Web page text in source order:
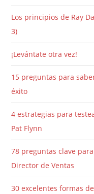
Los principios de Ray
3)
¡Levántate otra vez!
15 preguntas para
éxito
4 estrategias para
Pat Flynn
78 preguntas clave
Director de Ventas
30 excelentes formas